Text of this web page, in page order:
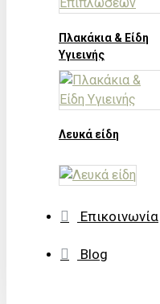
Πλακάκια & Είδη
Υγιεινής
Λευκά είδη
Επικοινωνία
Blog